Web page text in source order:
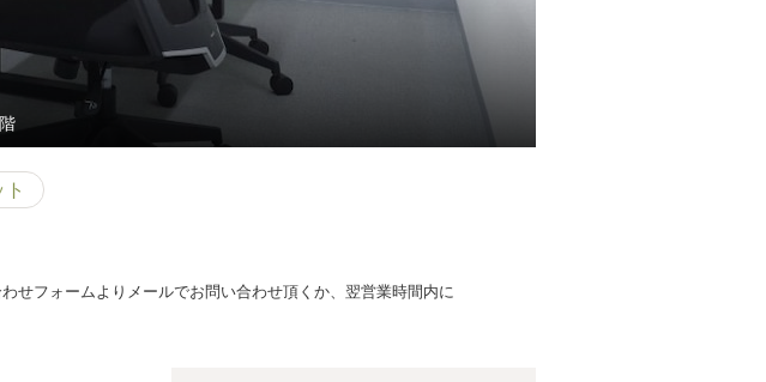
せフォームよりメールでお問い合わせ頂くか、翌営業時間内に